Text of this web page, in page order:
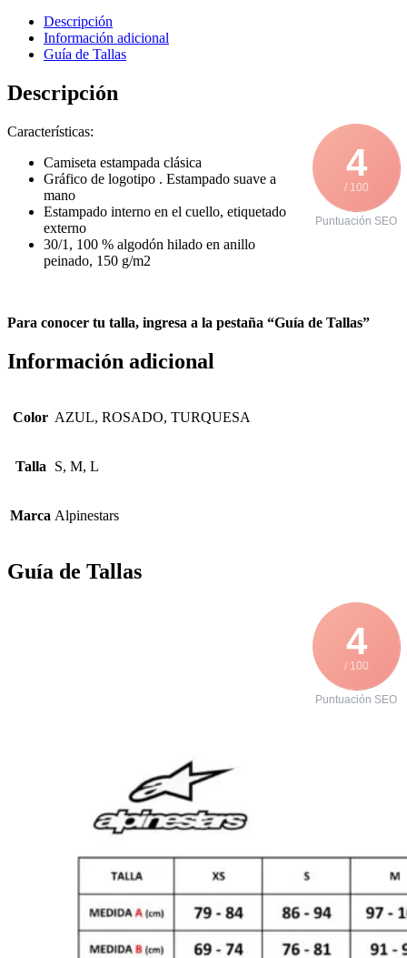
Descripción
Información adicional
Guía de Tallas
Descripción
4
/ 100
Puntuación SEO
Características:
Camiseta estampada clásica
Gráfico de logotipo . Estampado suave a
mano
Estampado interno en el cuello, etiquetado
externo
30/1, 100 % algodón hilado en anillo
peinado, 150 g/m2
Para conocer tu talla, ingresa a la pestaña “Guía de Tallas”
Información adicional
Color AZUL, ROSADO, TURQUESA
Talla S, M, L
Marca Alpinestars
Guía de Tallas
4
/ 100
Puntuación SEO